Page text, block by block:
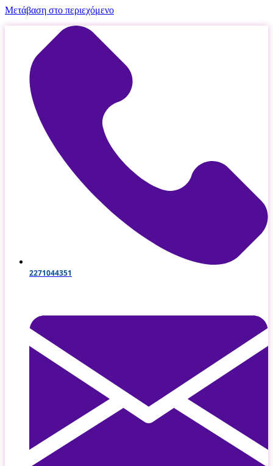
Μετάβαση στο περιεχόμενο
2271044351